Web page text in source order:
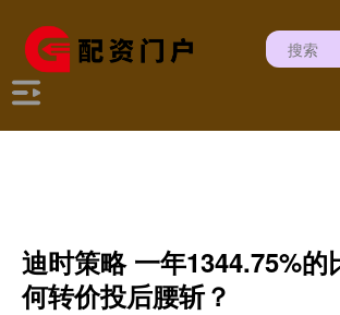
迪时策略 一年1344.75%的
何转价投后腰斩？